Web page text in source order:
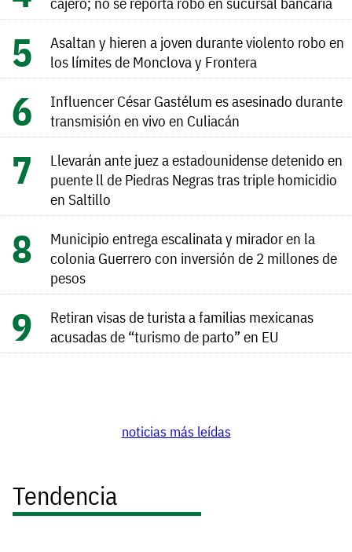
Asaltan y hieren a joven durante violento robo en
los límites de Monclova y Frontera
Influencer César Gastélum es asesinado durante
transmisión en vivo en Culiacán
Llevarán ante juez a estadounidense detenido en
puente ll de Piedras Negras tras triple homicidio
en Saltillo
Municipio entrega escalinata y mirador en la
colonia Guerrero con inversión de 2 millones de
pesos
Retiran visas de turista a familias mexicanas
acusadas de “turismo de parto” en EU
noticias más leídas
Tendencia